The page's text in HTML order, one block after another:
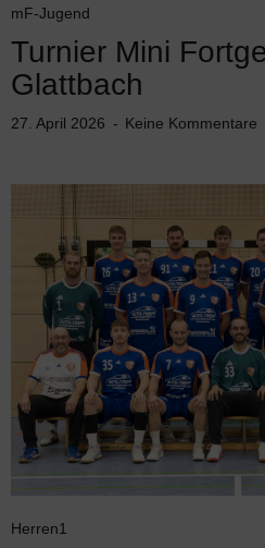
mF-Jugend
Turnier Mini
Glattbach
27. April 2026 Keine Kommentare
Herren1